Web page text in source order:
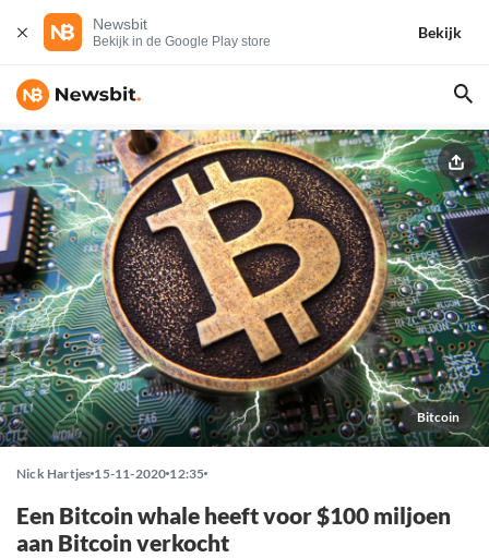
Newsbit
Bekijk in de Google Play store
Bekijk
Bitcoin
Nick Hartjes 15-11-2020 12:35
Een Bitcoin whale heeft voor $100 miljoen
aan Bitcoin verkocht